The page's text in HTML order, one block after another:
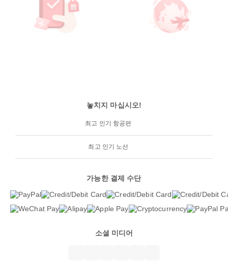
놓치지 마십시오!
최고 인기 항공편
최고 인기 노선
가능한 결제 수단
소셜 미디어